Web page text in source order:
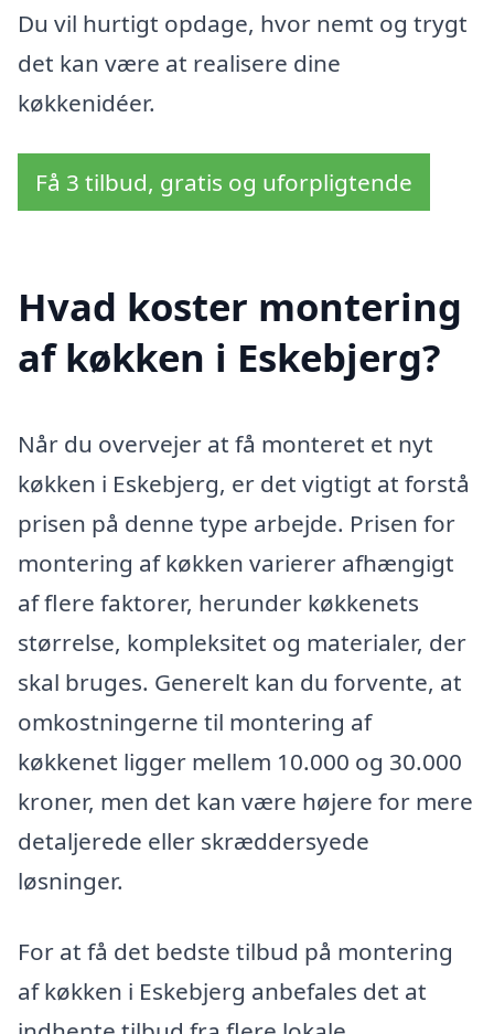
Du vil hurtigt opdage, hvor nemt og trygt
det kan være at realisere dine
køkkenidéer.
Få 3 tilbud, gratis og uforpligtende
Hvad koster montering
af køkken i Eskebjerg?
Når du overvejer at få monteret et nyt
køkken i Eskebjerg, er det vigtigt at forstå
prisen på denne type arbejde. Prisen for
montering af køkken varierer afhængigt
af flere faktorer, herunder køkkenets
størrelse, kompleksitet og materialer, der
skal bruges. Generelt kan du forvente, at
omkostningerne til montering af
køkkenet ligger mellem 10.000 og 30.000
kroner, men det kan være højere for mere
detaljerede eller skræddersyede
løsninger.
For at få det bedste tilbud på montering
af køkken i Eskebjerg anbefales det at